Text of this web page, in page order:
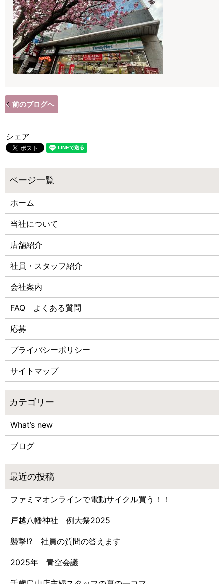
前のブログへ
シェア
ホーム
当社について
店舗紹介
社員・スタッフ紹介
会社案内
FAQ よくある質問
応募
プライバシーポリシー
サイトマップ
What’s new
ブログ
ファミマオンラインで電動サイクル買う！！
戸越八幡神社 例大祭2025
襲撃⁉ 社員の質問の答えます
2025年 青空会議